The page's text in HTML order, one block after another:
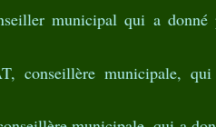
municipal qui a donné
conseillère municipale,